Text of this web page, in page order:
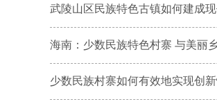
武陵山区民族特色古镇如何建成
海南：少数民族特色村寨 与美丽
少数民族村寨如何有效地实现创